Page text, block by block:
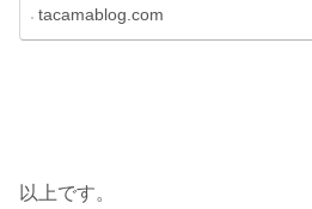
tacamablog.com
以上です。